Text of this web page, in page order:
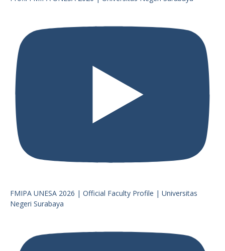
FMIPA UNESA 2026 | Official Faculty Profile | Universitas
Negeri Surabaya